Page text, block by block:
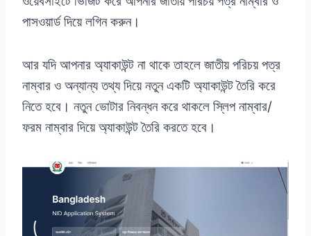
পাসওয়ার্ড দিয়ে লগিন করুন।
আর যদি আপনার অ্যাকাউন্ট না থাকে তাহলে জাতীয় পরিচয় পত্র
নাম্বার ও অন্যান্য তথ্য দিয়ে নতুন একটি অ্যাকাউন্ট তৈরি করে
নিতে হবে। নতুন ভোটার নিবন্ধন করে থাকলে স্লিপ নাম্বার/
ফরম নাম্বার দিয়ে অ্যাকাউন্ট তৈরি করতে হবে।